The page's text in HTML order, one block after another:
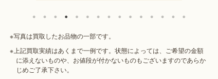
※写真は買取したお品物の一部です。
※上記買取実績はあくまで一例です。状態によっては、ご希望の金額
に添えないものや、お値段が付かないものもございますのであらか
じめご了承下さい。